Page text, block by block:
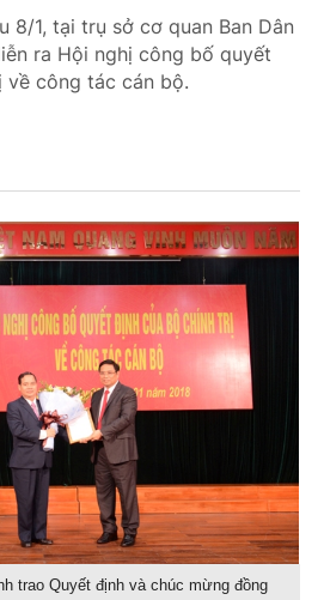
8/1, tại trụ sở cơ quan Ban Dân
ra Hội nghị công bố quyết
về công tác cán bộ.
trao Quyết định và chúc mừng đồng